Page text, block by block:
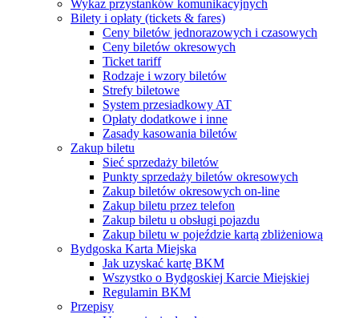
Wykaz przystanków komunikacyjnych
Bilety i opłaty (tickets & fares)
Ceny biletów jednorazowych i czasowych
Ceny biletów okresowych
Ticket tariff
Rodzaje i wzory biletów
Strefy biletowe
System przesiadkowy AT
Opłaty dodatkowe i inne
Zasady kasowania biletów
Zakup biletu
Sieć sprzedaży biletów
Punkty sprzedaży biletów okresowych
Zakup biletów okresowych on-line
Zakup biletu przez telefon
Zakup biletu u obsługi pojazdu
Zakup biletu w pojeździe kartą zbliżeniową
Bydgoska Karta Miejska
Jak uzyskać kartę BKM
Wszystko o Bydgoskiej Karcie Miejskiej
Regulamin BKM
Przepisy